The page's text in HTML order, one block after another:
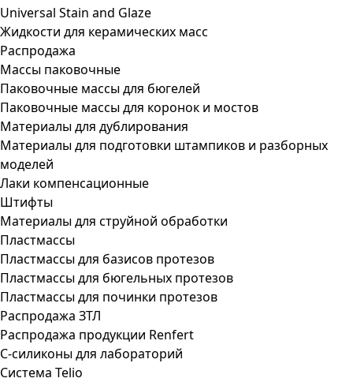
Universal Stain and Glaze
Жидкости для керамических масс
Распродажа
Массы паковочные
Паковочные массы для бюгелей
Паковочные массы для коронок и мостов
Материалы для дублирования
Материалы для подготовки штампиков и разборных
моделей
Лаки компенсационные
Штифты
Материалы для струйной обработки
Пластмассы
Пластмассы для базисов протезов
Пластмассы для бюгельных протезов
Пластмассы для починки протезов
Распродажа ЗТЛ
Распродажа продукции Renfert
С-силиконы для лабораторий
Система Telio